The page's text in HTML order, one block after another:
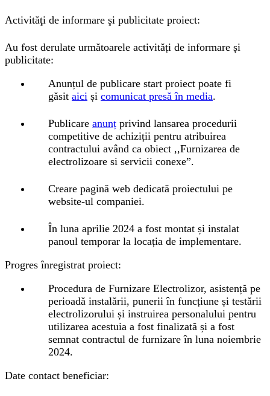
Activităţi de informare şi publicitate proiect:
Au fost derulate următoarele activități de informare şi
publicitate:
Anunțul de publicare start proiect poate fi
găsit aici și comunicat presă în media.
Publicare anunț privind lansarea procedurii
competitive de achiziții pentru atribuirea
contractului având ca obiect ,,Furnizarea de
electrolizoare si servicii conexe”.
Creare pagină web dedicată proiectului pe
website-ul companiei.
În luna aprilie 2024 a fost montat și instalat
panoul temporar la locația de implementare.
Progres înregistrat proiect:
Procedura de Furnizare Electrolizor, asistență pe
perioadă instalării, punerii în funcțiune și testării
electrolizorului și instruirea personalului pentru
utilizarea acestuia a fost finalizată și a fost
semnat contractul de furnizare în luna noiembrie
2024.
Date contact beneficiar: